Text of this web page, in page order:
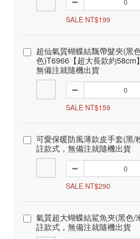
SALE NT$199
超仙氣質蝴蝶結飄帶髮夾(黑
色)T6966【超大長款約58cm
無備注就隨機出貨
SALE NT$159
可愛保暖防風薄款皮手套(黑/
註款式，無備注就隨機出貨
SALE NT$290
氣質超大蝴蝶結鯊魚夾(黑色/
註款式，無備注就隨機出貨